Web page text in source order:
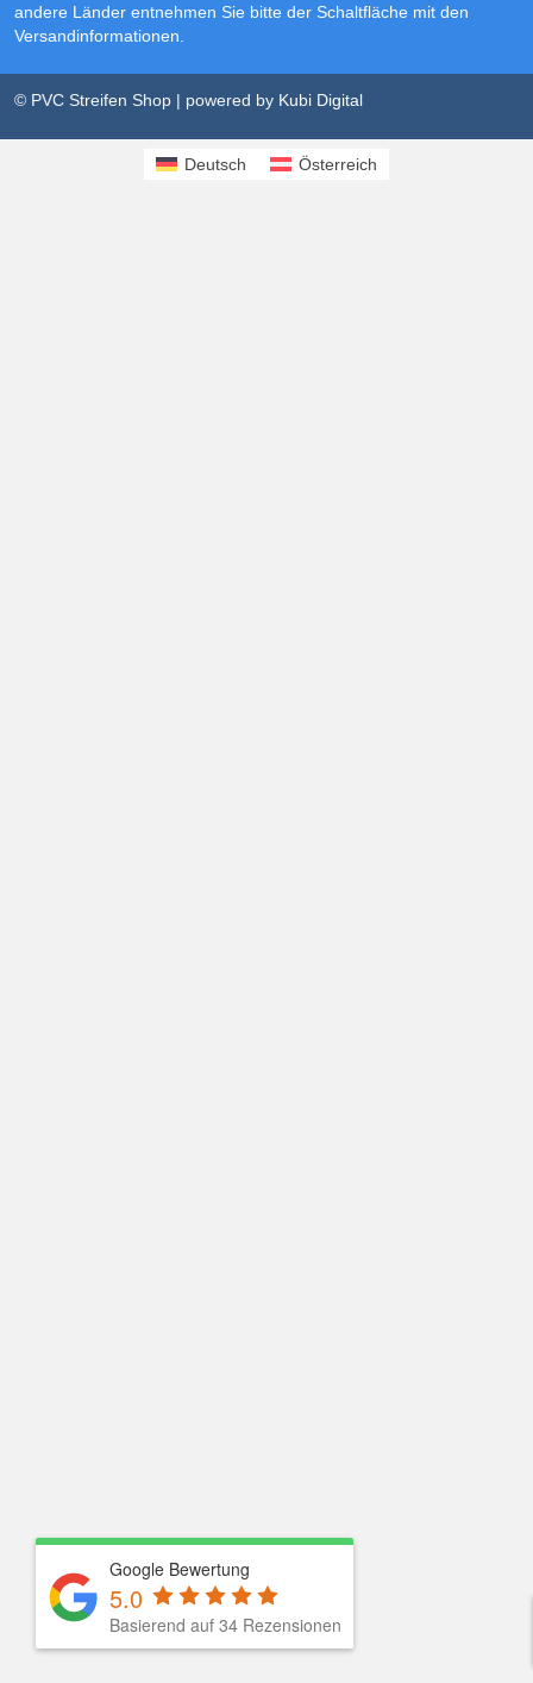
andere Länder entnehmen Sie bitte der Schaltfläche mit den
Versandinformationen
© PVC Streifen Shop | powered by Kubi Digital
Deutsch Österreich
Google Bewertung
5.0
Basierend auf 34 Rezensionen